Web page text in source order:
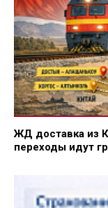
ЖД доставка из
переходы идут